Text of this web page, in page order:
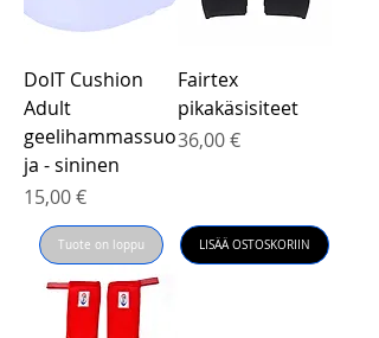
DoIT Cushion
Adult
geelihammassuo
ja - sininen
Hinta
15,00 €
Tuote on loppu
Fairtex
pikakäsisiteet
Hinta
36,00 €
LISÄÄ OSTOSKORIIN